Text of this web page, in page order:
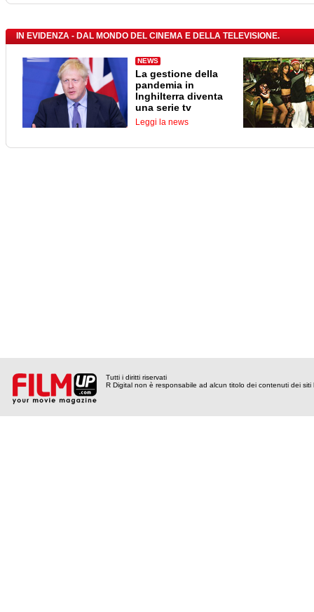
IN EVIDENZA - DAL MONDO DEL CINEMA E DELLA TELEVISIONE.
NEWS
La gestione della
pandemia in
Inghilterra diventa
una serie tv
Leggi la news
Tutti i diritti riservati
R Digital non è responsabile ad alcun titolo dei contenuti dei siti